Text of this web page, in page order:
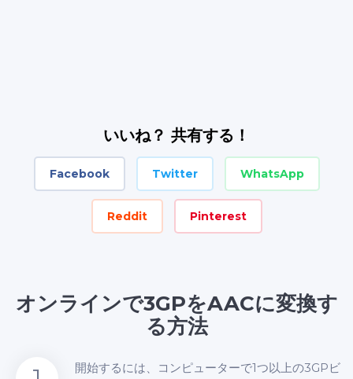
いいね？ 共有する！
Facebook Twitter WhatsApp
Reddit Pinterest
オンラインで3GPをAACに変換す
る方法
開始するには、コンピューターで1つ以上の3GPビ